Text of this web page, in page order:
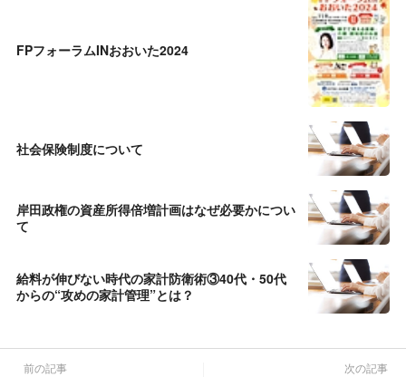
FPフォーラムINおおいた2024
社会保険制度について
岸田政権の資産所得倍増計画はなぜ必要かについ
て
給料が伸びない時代の家計防衛術③40代・50代
からの“攻めの家計管理”とは？
前の記事 次の記事